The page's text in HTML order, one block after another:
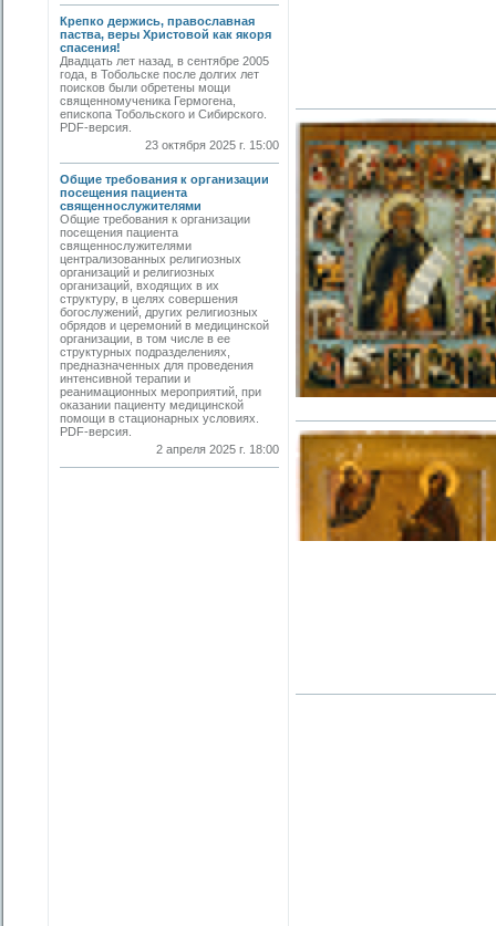
Крепко держись, православная
паства, веры Христовой как якоря
спасения!
Двадцать лет назад, в сентябре 2005
года, в Тобольске после долгих лет
поисков были обретены мощи
священномученика Гермогена,
епископа Тобольского и Сибирского.
PDF-версия.
23 октября 2025 г. 15:00
Общие требования к организации
посещения пациента
священнослужителями
Общие требования к организации
посещения пациента
священнослужителями
централизованных религиозных
организаций и религиозных
организаций, входящих в их
структуру, в целях совершения
богослужений, других религиозных
обрядов и церемоний в медицинской
организации, в том числе в ее
структурных подразделениях,
предназначенных для проведения
интенсивной терапии и
реанимационных мероприятий, при
оказании пациенту медицинской
помощи в стационарных условиях.
PDF-версия.
2 апреля 2025 г. 18:00